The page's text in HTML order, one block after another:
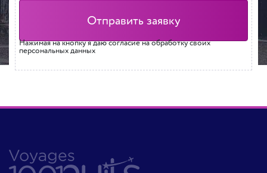
Нажимая на кнопку я даю согласие на обработку своих
персональных данных